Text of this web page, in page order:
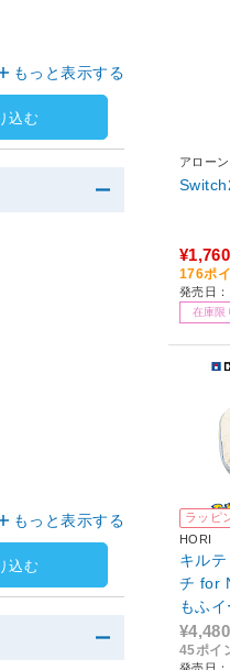
アローン
¥1,760
176ポ
発売日
在庫限
ラッピ
HORI
キル
チ for
もふ
¥4,480
45ポイ
もっと表示する
込む
もっと表示する
込む